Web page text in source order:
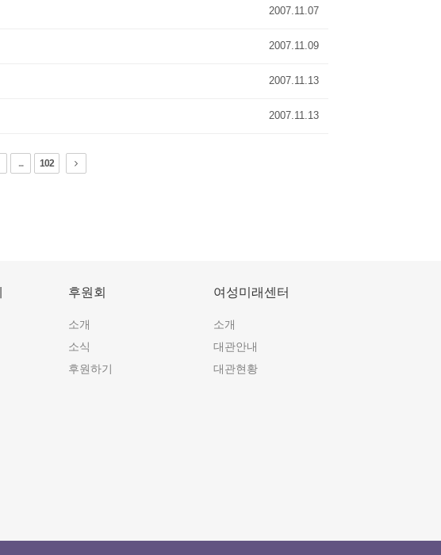
2007.11.07
2007.11.09
2007.11.13
2007.11.13
... 102
후원회
소개
소식
후원하기
여성미래센터
소개
대관안내
대관현황